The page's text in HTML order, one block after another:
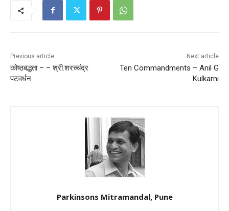
Previous article
कोष्ठबद्धता – – श्री.शरच्चंद्र
पटवर्धन
Next article
Ten Commandments – Anil G
Kulkarni
Parkinsons Mitramandal, Pune